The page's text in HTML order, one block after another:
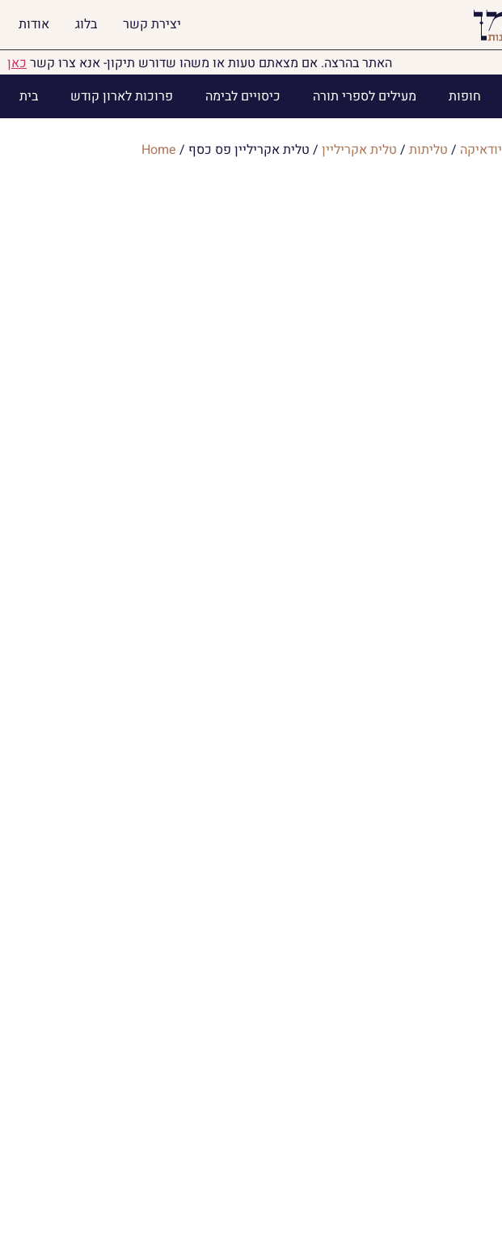
אודות בלוג יצירת קשר
האתר בהרצה. אם מצאתם טעות או משהו שדורש תיקון- אנא צרו קשרכאן
בית
פרוכות לארון קודש כיסויים לבימה מעילים לספרי תורה חופות
Home / יודאיקה / טליתות / טלית אקריליין / טלית אקריליין פס כסף